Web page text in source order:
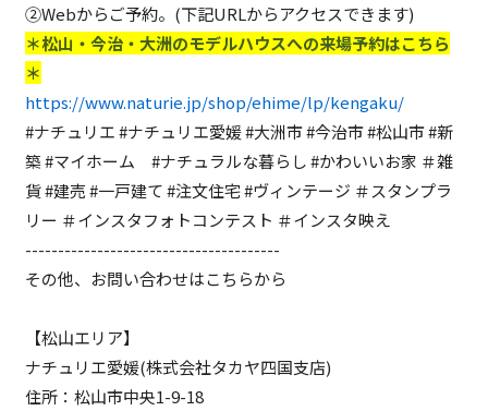
②Webからご予約。(下記URLからアクセスできます)
＊松山・今治・大洲のモデルハウスへの来場予約はこちら
＊
https://www.naturie.jp/shop/ehime/lp/kengaku/
#ナチュリエ #ナチュリエ愛媛 #大洲市 #今治市 #松山市 #新
築 #マイホーム #ナチュラルな暮らし #かわいいお家 ＃雑
貨 #建売 #一戸建て #注文住宅 #ヴィンテージ ＃スタンプラ
リー ＃インスタフォトコンテスト ＃インスタ映え
---------------------------------------
その他、お問い合わせはこちらから
【松山エリア】
ナチュリエ愛媛(株式会社タカヤ四国支店)
住所：松山市中央1-9-18